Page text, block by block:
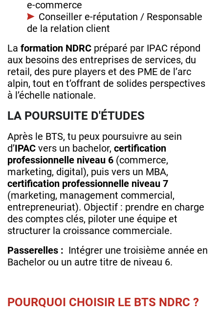
e‑commerce
Conseiller e‑réputation / Responsable
de la relation client
La formation NDRC préparé par IPAC répond
aux besoins des entreprises de services, du
retail, des pure players et des PME de l’arc
alpin, tout en t’offrant de solides perspectives
à l’échelle nationale.
LA POURSUITE D'ÉTUDES
Après le BTS, tu peux poursuivre au sein
d’IPAC vers un bachelor, certification
professionnelle niveau 6 (commerce,
marketing, digital), puis vers un MBA,
certification professionnelle niveau 7
(marketing, management commercial,
entrepreneuriat). Objectif : prendre en charge
des comptes clés, piloter une équipe et
structurer la croissance commerciale.
Passerelles : Intégrer une troisième année en
Bachelor ou un autre titre de niveau 6.
POURQUOI CHOISIR LE BTS NDRC ?